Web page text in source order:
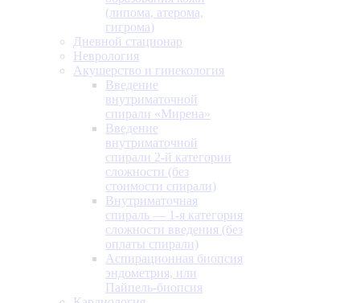
(липома, атерома,
гигрома)
Дневной стационар
Неврология
Акушерство и гинекология
Введение
внутриматочной
спирали «Мирена»
Введение
внутриматочной
спирали 2-й категории
сложности (без
стоимости спирали)
Внутриматочная
спираль — 1-я категория
сложности введения (без
оплаты спирали)
Аспирационная биопсия
эндометрия, или
Пайпель-биопсия